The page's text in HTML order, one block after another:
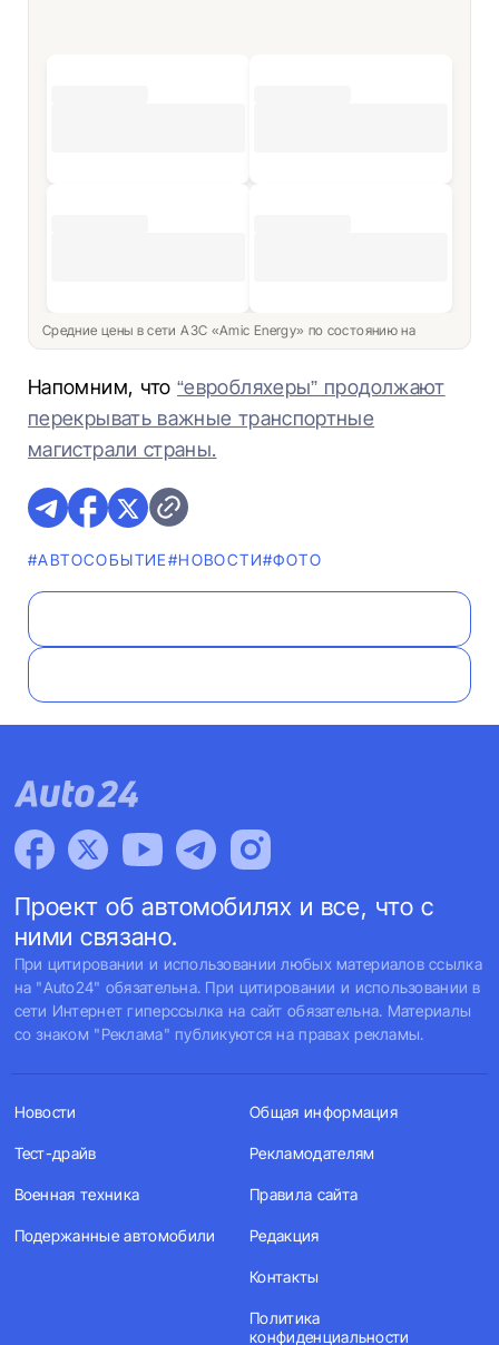
Средние цены в сети АЗС «Amic Energy» по состоянию на
Напомним, что“евробляхеры” продолжают
перекрывать важные транспортные
магистрали страны.
#АВТОСОБЫТИЕ#НОВОСТИ#ФОТО
Проект об автомобилях и все, что с
ними связано.
При цитировании и использовании любых материалов ссылка
на "Auto24" обязательна. При цитировании и использовании в
сети Интернет гиперссылка на сайт обязательна. Материалы
со знаком "Реклама" публикуются на правах рекламы.
Новости
Тест-драйв
Военная техника
Подержанные автомобили
Общая информация
Рекламодателям
Правила сайта
Редакция
Контакты
Политика
конфиденциальности